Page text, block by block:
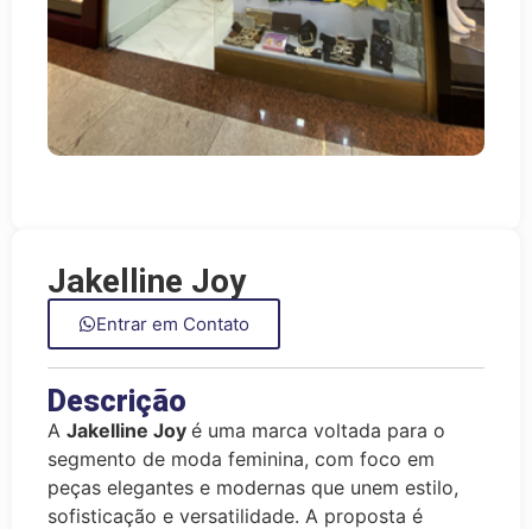
Jakelline Joy
Entrar em Contato
Descrição
A Jakelline Joy é uma marca voltada para o
segmento de moda feminina, com foco em
peças elegantes e modernas que unem estilo,
sofisticação e versatilidade. A proposta é